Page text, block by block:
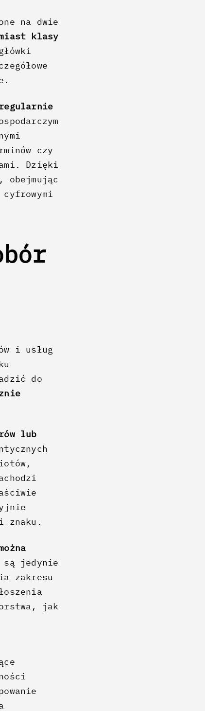
na dwie
klasy
czy
Dzięki
obejmując
i usług
do
lub
znaku.
są jedynie
zakresu
jak